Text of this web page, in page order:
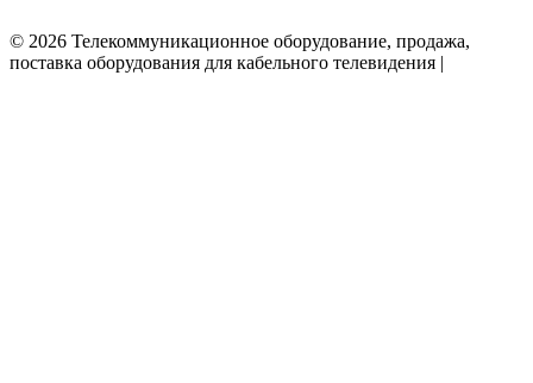
© 2026 Телекоммуникационное оборудование, продажа,
поставка оборудования для кабельного телевидения |